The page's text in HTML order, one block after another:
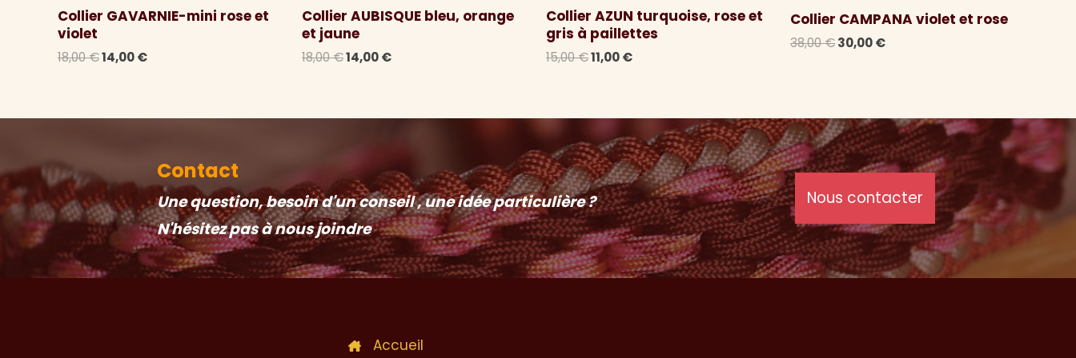
Collier GAVARNIE-mini rose et
violet
18,00€Le
18,00 €.
14,00€Le
14,00 €.
Collier AUBISQUE bleu, orange
et jaune
18,00€Le
18,00 €.
14,00€Le
14,00 €.
Collier AZUN turquoise, rose et
gris à paillettes
15,00€Le
15,00 €.
11,00€Le
11,00 €.
Collier CAMPANA violet et rose
38,00€Le
30,00€Le
Contact
Une question, besoin d'un conseil , une idée particulière ?
N'hésitez pas à nous joindre
Nous contacter
Accueil